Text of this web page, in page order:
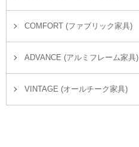
COMFORT (ファブリック家具)
ADVANCE (アルミフレーム家具)
VINTAGE (オールチーク家具)